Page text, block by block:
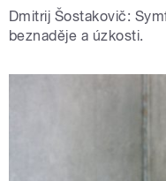
Dmitrij Šostakovič:
beznaděje a úzkosti.